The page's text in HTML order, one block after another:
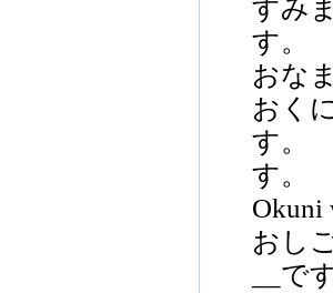
すみ
す。
おな
おく
す。
す。
Okuni
おし
__で